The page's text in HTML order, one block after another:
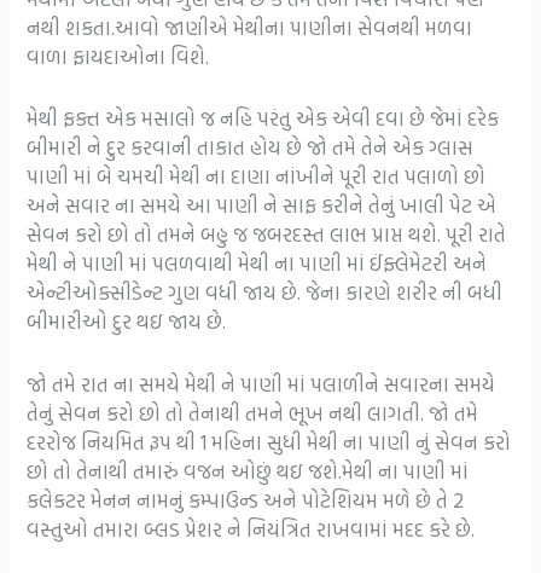
નથી શકતા.આવો જાણીએ મેથીના પાણીના સેવનથી મળવા
વાળા ફાયદાઓના વિશે.
મેથી ફક્ત એક મસાલો જ નહિ પરંતુ એક એવી દવા છે જેમાં દરેક
બીમારી ને દુર કરવાની તાકાત હોય છે જો તમે તેને એક ગ્લાસ
પાણી માં બે ચમચી મેથી ના દાણા નાંખીને પૂરી રાત પલાળો છો
અને સવાર ના સમયે આ પાણી ને સાફ કરીને તેનું ખાલી પેટ એ
સેવન કરો છો તો તમને બહુ જ જબરદસ્ત લાભ પ્રાપ્ત થશે. પૂરી રાતે
મેથી ને પાણી માં પલળવાથી મેથી ના પાણી માં ઈંફ્લેમેટરી અને
એન્ટીઓક્સીડેન્ટ ગુણ વધી જાય છે. જેના કારણે શરીર ની બધી
બીમારીઓ દુર થઇ જાય છે.
જો તમે રાત ના સમયે મેથી ને પાણી માં પલાળીને સવારના સમયે
તેનું સેવન કરો છો તો તેનાથી તમને ભૂખ નથી લાગતી. જો તમે
દરરોજ નિયમિત રૂપ થી 1 મહિના સુધી મેથી ના પાણી નું સેવન કરો
છો તો તેનાથી તમારું વજન ઓછું થઇ જશે.મેથી ના પાણી માં
કલેકટર મેનન નામનું કમ્પાઉન્ડ અને પોટેશિયમ મળે છે તે 2
વસ્તુઓ તમારા બ્લડ પ્રેશર ને નિયંત્રિત રાખવામાં મદદ કરે છે.